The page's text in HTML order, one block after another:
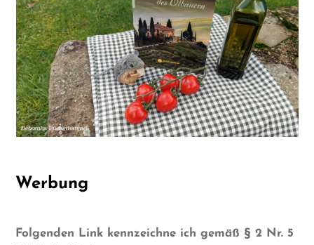
Werbung
Folgenden Link kennzeichne ich gemäß § 2 Nr. 5